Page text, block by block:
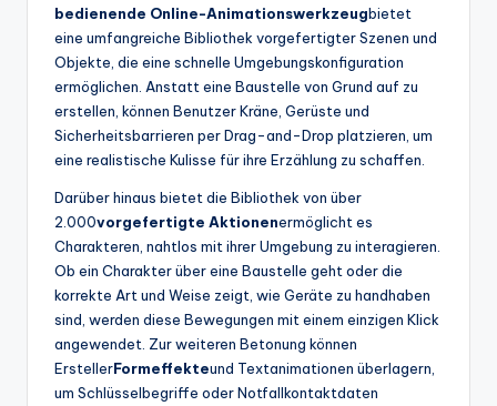
bedienende Online-Animationswerkzeugbietet
eine umfangreiche Bibliothek vorgefertigter Szenen und
Objekte, die eine schnelle Umgebungskonfiguration
ermöglichen. Anstatt eine Baustelle von Grund auf zu
erstellen, können Benutzer Kräne, Gerüste und
Sicherheitsbarrieren per Drag-and-Drop platzieren, um
eine realistische Kulisse für ihre Erzählung zu schaffen.
Darüber hinaus bietet die Bibliothek von über
2.000vorgefertigte Aktionenermöglicht es
Charakteren, nahtlos mit ihrer Umgebung zu interagieren.
Ob ein Charakter über eine Baustelle geht oder die
korrekte Art und Weise zeigt, wie Geräte zu handhaben
sind, werden diese Bewegungen mit einem einzigen Klick
angewendet. Zur weiteren Betonung können
ErstellerFormeffekteund Textanimationen überlagern,
um Schlüsselbegriffe oder Notfallkontaktdaten